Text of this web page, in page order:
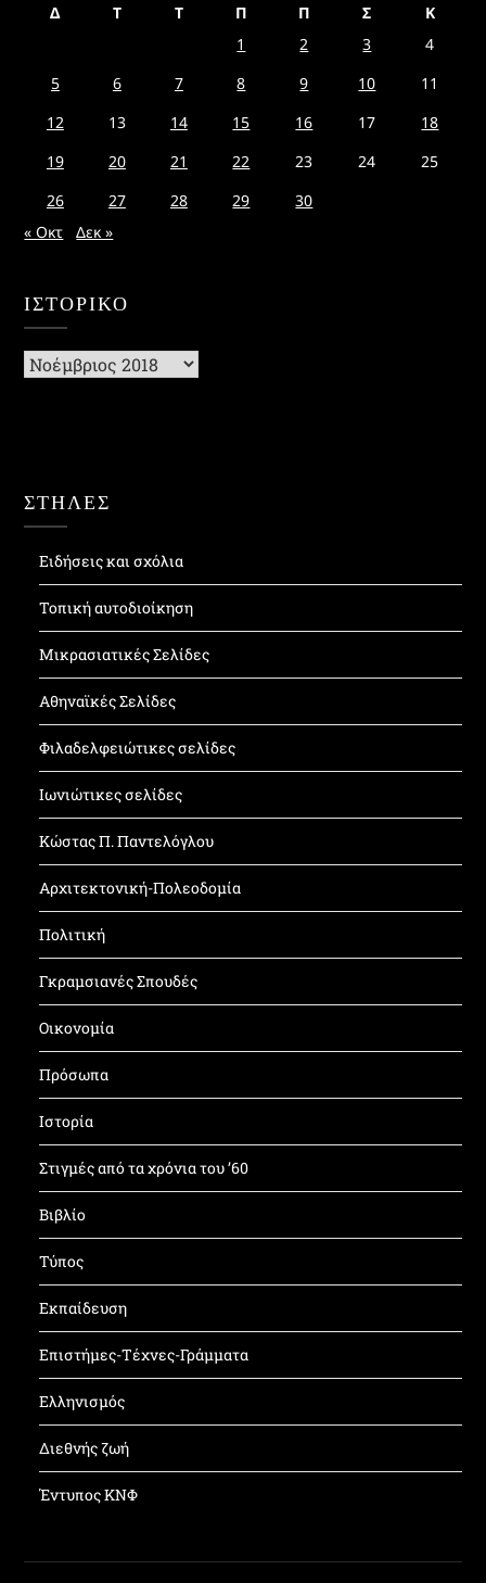
Δ Τ Τ Π Π Σ
Κ
1
2 3
4
5
6 7 8 9 10
11
12
13 14 15 16 17
18
19
20 21 22 23 24
25
26
27 28 29
30
« Οκτ
Δεκ »
ΙΣΤΟΡΙΚΌ
Ιστορικό
ΣΤΗΛΕΣ
Ειδήσεις και σχόλια
Τοπική αυτοδιοίκηση
Μικρασιατικές Σελίδες
Αθηναϊκές Σελίδες
Φιλαδελφειώτικες σελίδες
Ιωνιώτικες σελίδες
Κώστας Π. Παντελόγλου
Αρχιτεκτονική-Πολεοδομία
Πολιτική
Γκραμσιανές Σπουδές
Οικονομία
Πρόσωπα
Ιστορία
Στιγμές από τα χρόνια του ’60
Βιβλίο
Τύπος
Εκπαίδευση
Επιστήμες-Τέχνες-Γράμματα
Ελληνισμός
Διεθνής ζωή
Έντυπος ΚΝΦ